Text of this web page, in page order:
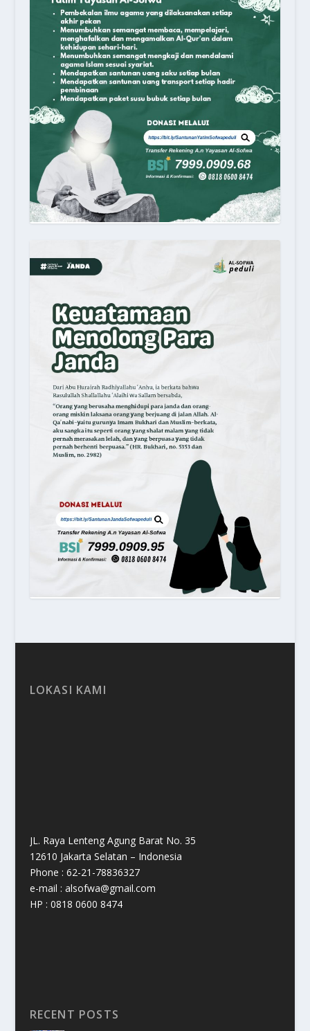
LOKASI KAMI
JL. Raya Lenteng Agung Barat No. 35
12610 Jakarta Selatan – Indonesia
Phone : 62-21-78836327
e-mail : alsofwa@gmail.com
HP : 0818 0600 8474
RECENT POSTS